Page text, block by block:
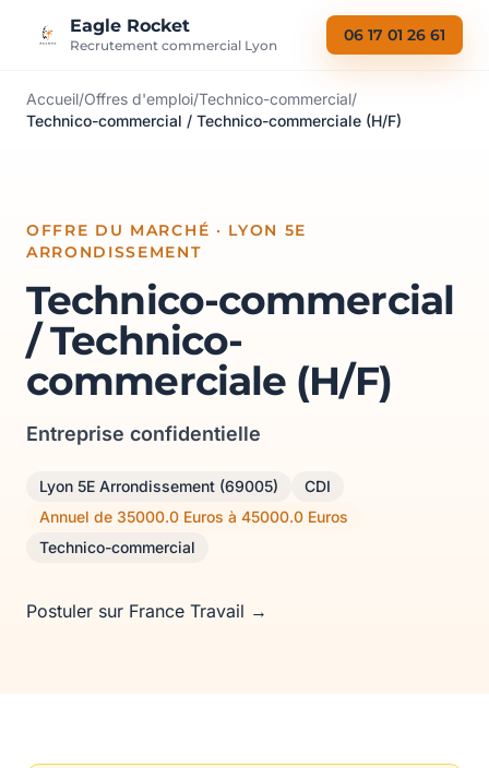
Eagle Rocket
Recrutement commercial Lyon
06 17 01 26 61
Accueil/Offres d'emploi/Technico-commercial/
Technico-commercial / Technico-commerciale (H/F)
OFFRE DU MARCHÉ · LYON 5E
ARRONDISSEMENT
Technico-commercial
/ Technico-
commerciale (H/F)
Entreprise confidentielle
Lyon 5E Arrondissement (69005)
CDI
Annuel de 35000.0 Euros à 45000.0 Euros
Technico-commercial
Postuler sur France Travail →